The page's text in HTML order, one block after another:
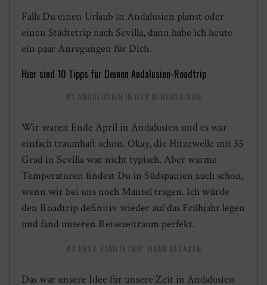
Falls Du einen Urlaub in Andalusien planst oder
einen Städtetrip nach Sevilla, dann habe ich heute
ein paar Anregungen für Dich.
Hier sind 10 Tipps für Deinen Andalusien-Roadtrip
#1 ANDALUSIEN IN DER NEBENSAISON
Wir waren Ende April in Andalusien und es war
einfach traumhaft schön. Okay, die Hitzewelle mit 35
Grad in Sevilla war nicht typisch. Aber warme
Temperaturen findest Du in Südspanien auch schon,
wenn wir bei uns noch Mantel tragen. Ich würde
den Roadtrip definitiv wieder auf das Frühjahr legen
und fand unseren Reisezeitraum perfekt.
#2 ERST STÄDTETRIP, DANN RELAXEN
Das war unsere Idee für unsere Zeit in Andalusien